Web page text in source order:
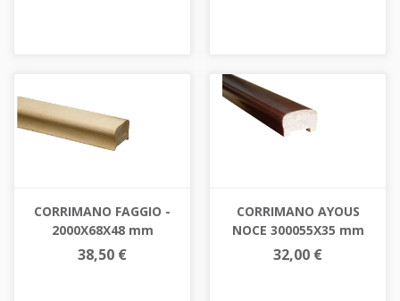
CORRIMANO FAGGIO -
2000X68X48 mm
38,50 €
CORRIMANO AYOUS
NOCE 300055X35 mm
32,00 €